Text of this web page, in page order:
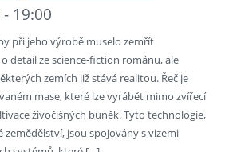
19:00
při jeho výrobě muselo zemřít
detail ze science-fiction románu, ale
zemích již stává realitou. Řeč je
mase, které lze vyrábět mimo zvířecí
živočišných buněk. Tyto technologie,
zemědělství, jsou spojovány s vizemi